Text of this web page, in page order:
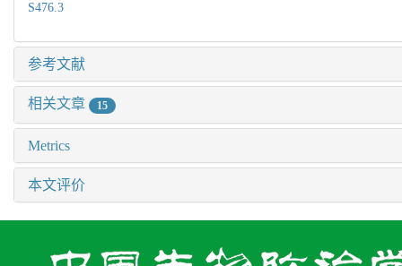
S476.3
参考文献
相关文章 15
Metrics
本文评价